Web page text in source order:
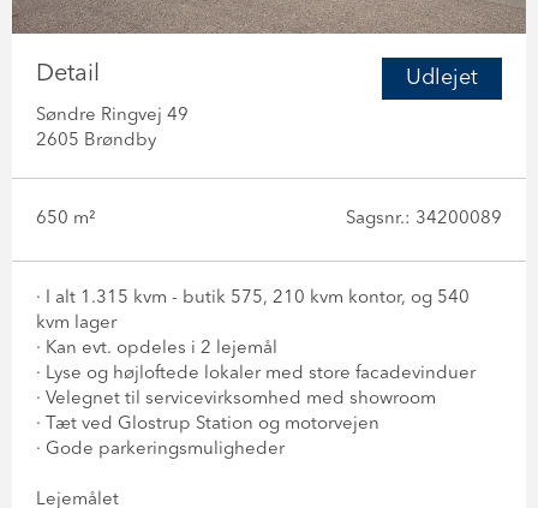
Udlejet
Detail
Søndre Ringvej 49
2605 Brøndby
650 m² Sagsnr.: 34200089
· I alt 1.315 kvm - butik 575, 210 kvm kontor, og 540
kvm lager
· Kan evt. opdeles i 2 lejemål
· Lyse og højloftede lokaler med store facadevinduer
· Velegnet til servicevirksomhed med showroom
· Tæt ved Glostrup Station og motorvejen
· Gode parkeringsmuligheder
Lejemålet